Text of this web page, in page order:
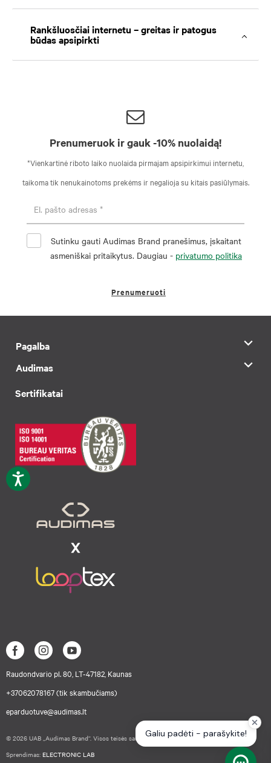
Rankšluosčiai internetu – greitas ir patogus
būdas apsipirkti
Prenumeruok ir gauk -10% nuolaidą!
*Vienkartinė riboto laiko nuolaida pirmajam apsipirkimui internetu,
taikoma tik nenukainotoms prekėms ir negalioja su kitais pasiūlymais.
Sutinku gauti Audimas Brand pranešimus, įskaitant
asmeniškai pritaikytus. Daugiau - privatumo politika
Prenumeruoti
Pagalba
Audimas
Sertifikatai
Raudondvario pl. 80, LT-47182, Kaunas
+37062078167 (tik skambučiams)
eparduotuve@audimas.lt
© 2026 UAB „Audimas Brand“. Visos teisės saugomos.
Sprendimas: ELECTRONIC LAB